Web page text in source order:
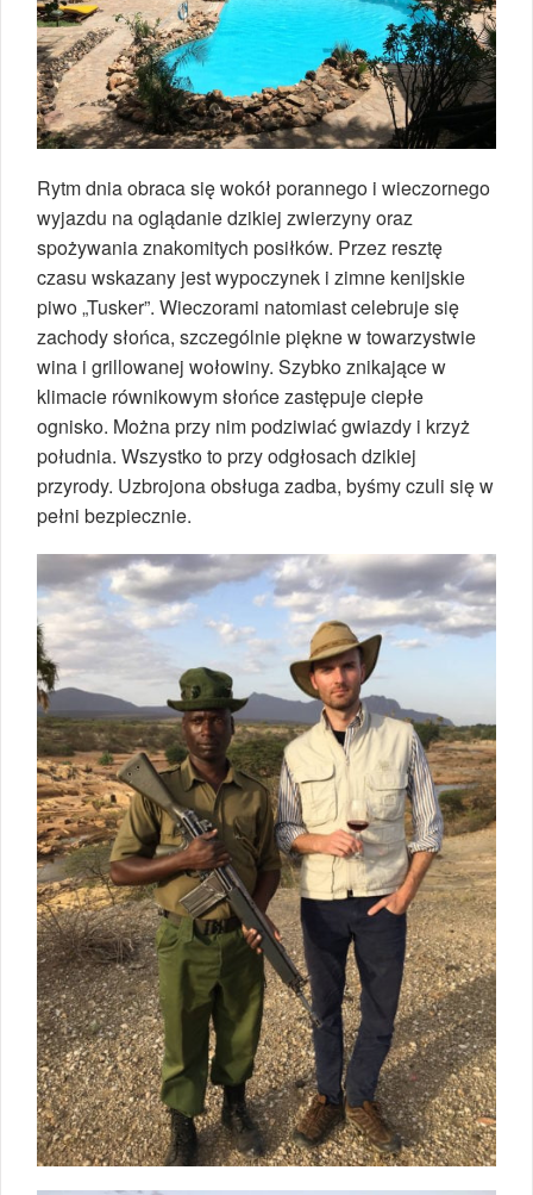
Rytm dnia obraca się wokół porannego i wieczornego
wyjazdu na oglądanie dzikiej zwierzyny oraz
spożywania znakomitych posiłków. Przez resztę
czasu wskazany jest wypoczynek i zimne kenijskie
piwo „Tusker”. Wieczorami natomiast celebruje się
zachody słońca, szczególnie piękne w towarzystwie
wina i grillowanej wołowiny. Szybko znikające w
klimacie równikowym słońce zastępuje ciepłe
ognisko. Można przy nim podziwiać gwiazdy i krzyż
południa. Wszystko to przy odgłosach dzikiej
przyrody. Uzbrojona obsługa zadba, byśmy czuli się w
pełni bezpiecznie.